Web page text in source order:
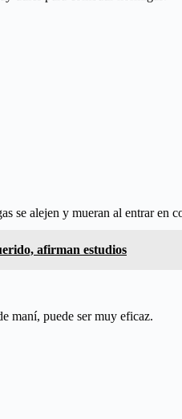
se alejen y mueran al entrar en
afirman estudios
maní, puede ser muy eficaz.